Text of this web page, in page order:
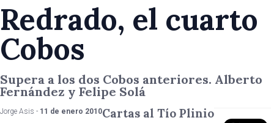
Redrado, el cuarto
Cobos
Supera a los dos Cobos anteriores. Alberto
Fernández y Felipe Solá
Jorge Asis - 11 de enero 2010Cartas al Tío Plinio